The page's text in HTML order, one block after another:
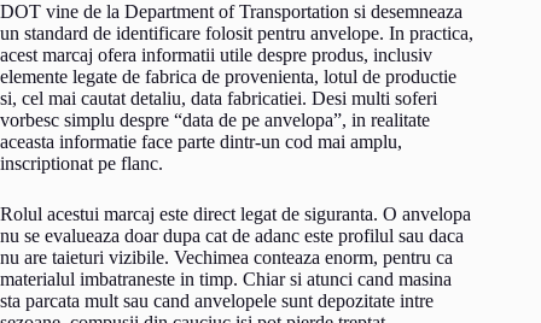
DOT vine de la Department of Transportation si desemneaza
un standard de identificare folosit pentru anvelope. In practica,
acest marcaj ofera informatii utile despre produs, inclusiv
elemente legate de fabrica de provenienta, lotul de productie
si, cel mai cautat detaliu, data fabricatiei. Desi multi soferi
vorbesc simplu despre “data de pe anvelopa”, in realitate
aceasta informatie face parte dintr-un cod mai amplu,
inscriptionat pe flanc.
Rolul acestui marcaj este direct legat de siguranta. O anvelopa
nu se evalueaza doar dupa cat de adanc este profilul sau daca
nu are taieturi vizibile. Vechimea conteaza enorm, pentru ca
materialul imbatraneste in timp. Chiar si atunci cand masina
sta parcata mult sau cand anvelopele sunt depozitate intre